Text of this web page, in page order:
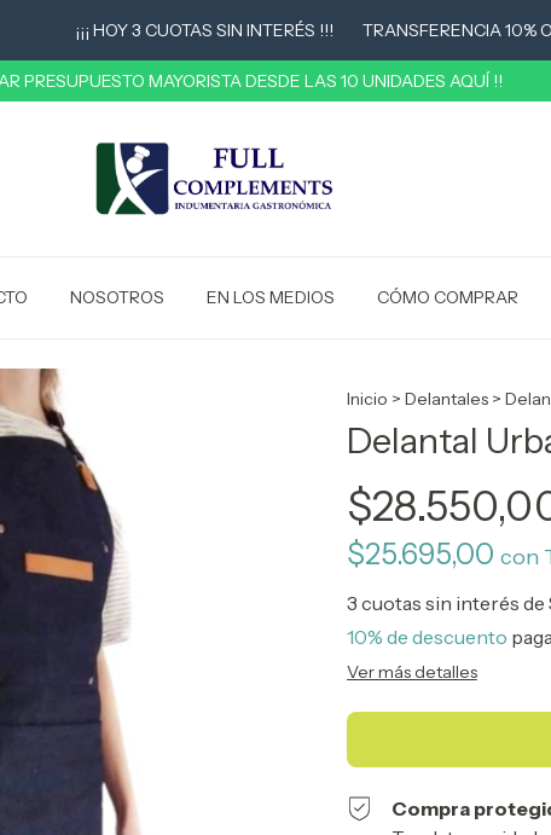
¡¡¡ HOY 3 CUOTAS SIN INTERÉS !!! TRANSFERENCIA 10% OFF
PRESUPUESTO MAYORISTA DESDE LAS 10 UNIDADES AQUÍ !!
NOSOTROS EN LOS MEDIOS CÓMO COMPRAR
Inicio > Delantales >
Delantal
$25.695,00 con
3 cuotas sin interés de
10% de descuento
Ver más detalles
Compra